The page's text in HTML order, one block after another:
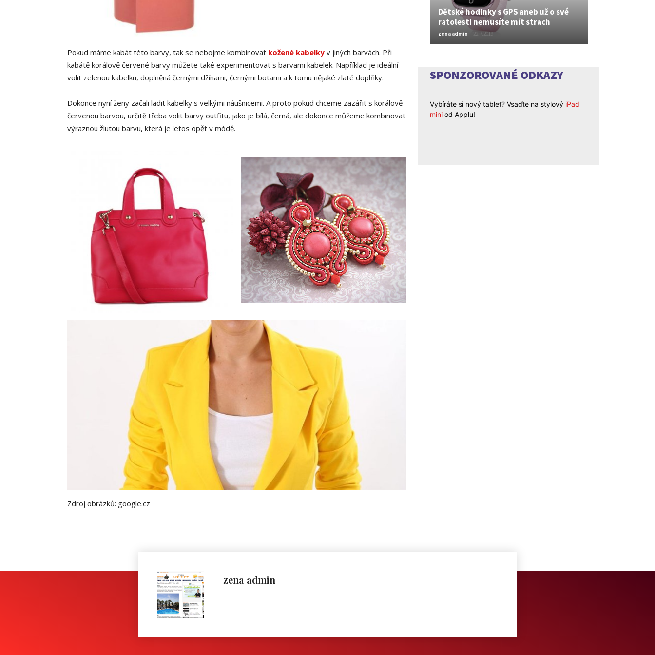
Pokud máme kabát této barvy, tak se nebojme kombinovat kožené kabelky v jiných barvách. Při
kabátě korálově červené barvy můžete také experimentovat s barvami kabelek. Například je ideální
volit zelenou kabelku, doplněná černými džínami, černými botami a k tomu nějaké zlaté doplňky.
Dokonce nyní ženy začali ladit kabelky s velkými náušnicemi. A proto pokud chceme zazářit s korálově
červenou barvou, určitě třeba volit barvy outfitu, jako je bílá, černá, ale dokonce můžeme kombinovat
výraznou žlutou barvu, která je letos opět v módě.
Zdroj obrázků: google.cz
Dětské hodinky s GPS aneb už o své
ratolesti nemusíte mít strach
zena admin - 22.7.2019
SPONZOROVANÉ ODKAZY
Vybíráte si nový tablet? Vsaďte na stylový iPad
mini od Applu!
zena admin